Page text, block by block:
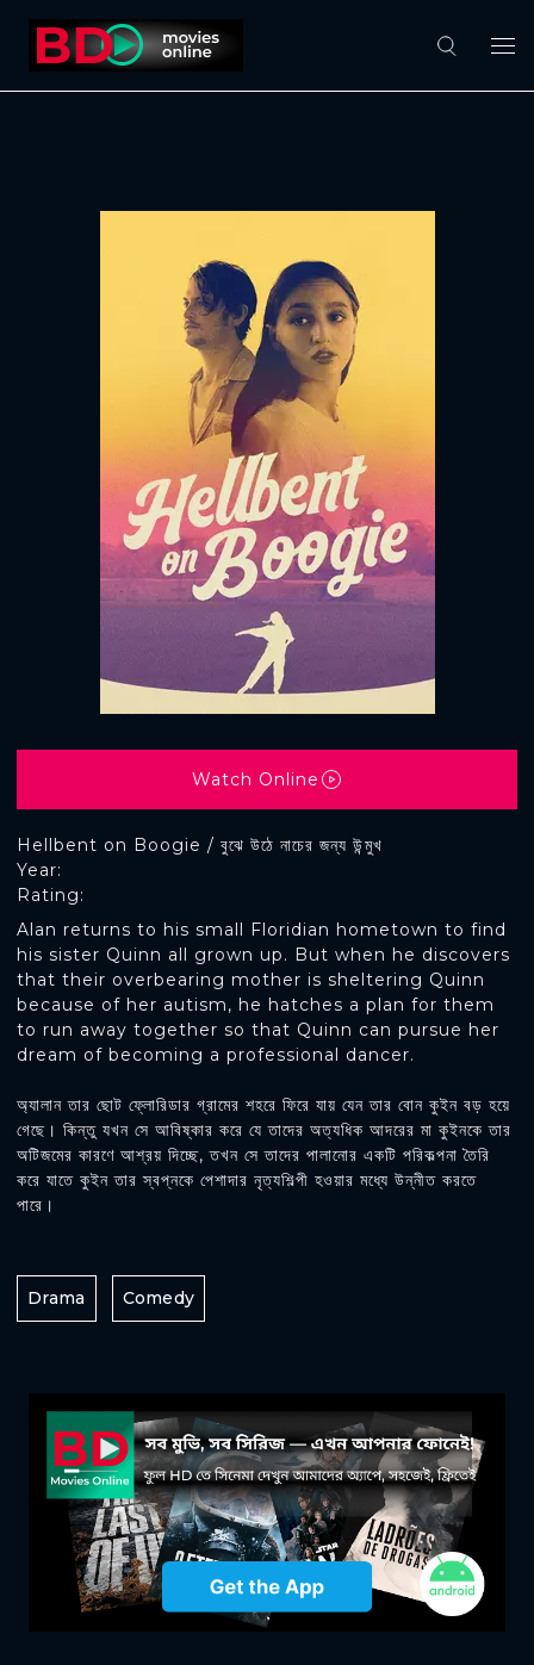
Hellbent on Boogie / বুঝে উঠে নাচের জন্য উন্মুখ
Rating:
Year:
Alan returns to his small Floridian hometown to find
his sister Quinn all grown up. But when he discovers
that their overbearing mother is sheltering Quinn
because of her autism, he hatches a plan for them
to run away together so that Quinn can pursue her
dream of becoming a professional dancer.
অ্যালান তার ছোট ফ্লোরিডার গ্রামের শহরে ফিরে যায় যেন তার বোন কুইন বড় হয়ে
গেছে। কিন্তু যখন সে আবিষ্কার করে যে তাদের অত্যধিক আদরের মা কুইনকে তার
অটিজমের কারণে আশ্রয় দিচ্ছে, তখন সে তাদের পালানোর একটি পরিকল্পনা তৈরি
করে যাতে কুইন তার স্বপ্নকে পেশাদার নৃত্যশিল্পী হওয়ার মধ্যে উন্নীত করতে
পারে।
Watch Online
Drama Comedy